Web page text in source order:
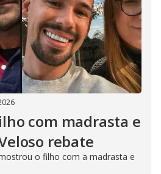
com madrasta e
rebate
o filho com a madrasta e